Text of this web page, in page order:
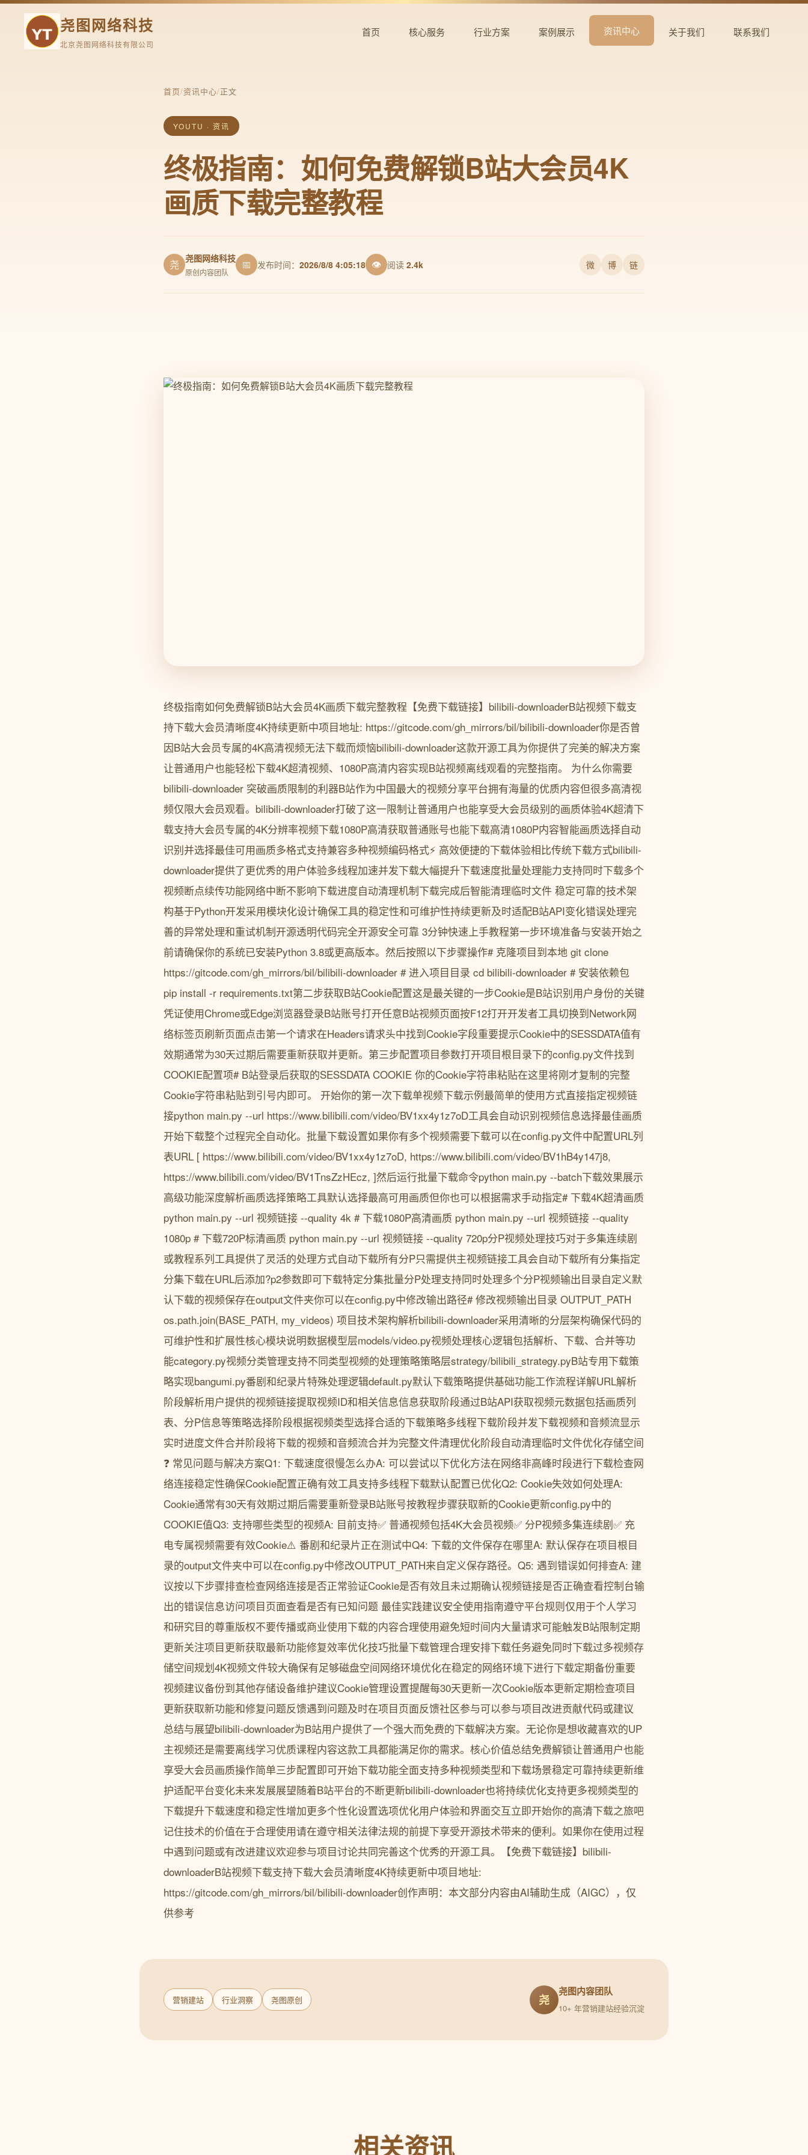
尧图网络科技
北京尧图网络科技有限公司
首页 核心服务 行业方案 案例展示 资讯中心 关于我们 联系我们
首页/资讯中心/正文
YOUTU · 资讯
终极指南：如何免费解锁B站大会员4K
画质下载完整教程
尧 尧图网络科技
原创内容团队
📅 发布时间： 2026/8/8 4:05:18 👁 阅读 2.4k 微 博 链
终极指南如何免费解锁B站大会员4K画质下载完整教程【免费下载链接】bilibili-downloaderB站视频下载支
持下载大会员清晰度4K持续更新中项目地址: https://gitcode.com/gh_mirrors/bil/bilibili-downloader你是否曾
因B站大会员专属的4K高清视频无法下载而烦恼bilibili-downloader这款开源工具为你提供了完美的解决方案
让普通用户也能轻松下载4K超清视频、1080P高清内容实现B站视频离线观看的完整指南。 为什么你需要
bilibili-downloader 突破画质限制的利器B站作为中国最大的视频分享平台拥有海量的优质内容但很多高清视
频仅限大会员观看。bilibili-downloader打破了这一限制让普通用户也能享受大会员级别的画质体验4K超清下
载支持大会员专属的4K分辨率视频下载1080P高清获取普通账号也能下载高清1080P内容智能画质选择自动
识别并选择最佳可用画质多格式支持兼容多种视频编码格式⚡ 高效便捷的下载体验相比传统下载方式bilibili-
downloader提供了更优秀的用户体验多线程加速并发下载大幅提升下载速度批量处理能力支持同时下载多个
视频断点续传功能网络中断不影响下载进度自动清理机制下载完成后智能清理临时文件️ 稳定可靠的技术架
构基于Python开发采用模块化设计确保工具的稳定性和可维护性持续更新及时适配B站API变化错误处理完
善的异常处理和重试机制开源透明代码完全开源安全可靠 3分钟快速上手教程第一步环境准备与安装开始之
前请确保你的系统已安装Python 3.8或更高版本。然后按照以下步骤操作# 克隆项目到本地 git clone
https://gitcode.com/gh_mirrors/bil/bilibili-downloader # 进入项目目录 cd bilibili-downloader # 安装依赖包
pip install -r requirements.txt第二步获取B站Cookie配置这是最关键的一步Cookie是B站识别用户身份的关键
凭证使用Chrome或Edge浏览器登录B站账号打开任意B站视频页面按F12打开开发者工具切换到Network网
络标签页刷新页面点击第一个请求在Headers请求头中找到Cookie字段重要提示Cookie中的SESSDATA值有
效期通常为30天过期后需要重新获取并更新。第三步配置项目参数打开项目根目录下的config.py文件找到
COOKIE配置项# B站登录后获取的SESSDATA COOKIE 你的Cookie字符串粘贴在这里将刚才复制的完整
Cookie字符串粘贴到引号内即可。 开始你的第一次下载单视频下载示例最简单的使用方式直接指定视频链
接python main.py --url https://www.bilibili.com/video/BV1xx4y1z7oD工具会自动识别视频信息选择最佳画质
开始下载整个过程完全自动化。批量下载设置如果你有多个视频需要下载可以在config.py文件中配置URL列
表URL [ https://www.bilibili.com/video/BV1xx4y1z7oD, https://www.bilibili.com/video/BV1hB4y147j8,
https://www.bilibili.com/video/BV1TnsZzHEcz, ]然后运行批量下载命令python main.py --batch下载效果展示
高级功能深度解析画质选择策略工具默认选择最高可用画质但你也可以根据需求手动指定# 下载4K超清画质
python main.py --url 视频链接 --quality 4k # 下载1080P高清画质 python main.py --url 视频链接 --quality
1080p # 下载720P标清画质 python main.py --url 视频链接 --quality 720p分P视频处理技巧对于多集连续剧
或教程系列工具提供了灵活的处理方式自动下载所有分P只需提供主视频链接工具会自动下载所有分集指定
分集下载在URL后添加?p2参数即可下载特定分集批量分P处理支持同时处理多个分P视频输出目录自定义默
认下载的视频保存在output文件夹你可以在config.py中修改输出路径# 修改视频输出目录 OUTPUT_PATH
os.path.join(BASE_PATH, my_videos) 项目技术架构解析bilibili-downloader采用清晰的分层架构确保代码的
可维护性和扩展性核心模块说明数据模型层models/video.py视频处理核心逻辑包括解析、下载、合并等功
能category.py视频分类管理支持不同类型视频的处理策略策略层strategy/bilibili_strategy.pyB站专用下载策
略实现bangumi.py番剧和纪录片特殊处理逻辑default.py默认下载策略提供基础功能工作流程详解URL解析
阶段解析用户提供的视频链接提取视频ID和相关信息信息获取阶段通过B站API获取视频元数据包括画质列
表、分P信息等策略选择阶段根据视频类型选择合适的下载策略多线程下载阶段并发下载视频和音频流显示
实时进度文件合并阶段将下载的视频和音频流合并为完整文件清理优化阶段自动清理临时文件优化存储空间
❓ 常见问题与解决方案Q1: 下载速度很慢怎么办A: 可以尝试以下优化方法在网络非高峰时段进行下载检查网
络连接稳定性确保Cookie配置正确有效工具支持多线程下载默认配置已优化Q2: Cookie失效如何处理A:
Cookie通常有30天有效期过期后需要重新登录B站账号按教程步骤获取新的Cookie更新config.py中的
COOKIE值Q3: 支持哪些类型的视频A: 目前支持✅ 普通视频包括4K大会员视频✅ 分P视频多集连续剧✅ 充
电专属视频需要有效Cookie⚠️ 番剧和纪录片正在测试中Q4: 下载的文件保存在哪里A: 默认保存在项目根目
录的output文件夹中可以在config.py中修改OUTPUT_PATH来自定义保存路径。Q5: 遇到错误如何排查A: 建
议按以下步骤排查检查网络连接是否正常验证Cookie是否有效且未过期确认视频链接是否正确查看控制台输
出的错误信息访问项目页面查看是否有已知问题 最佳实践建议安全使用指南遵守平台规则仅用于个人学习
和研究目的尊重版权不要传播或商业使用下载的内容合理使用避免短时间内大量请求可能触发B站限制定期
更新关注项目更新获取最新功能修复效率优化技巧批量下载管理合理安排下载任务避免同时下载过多视频存
储空间规划4K视频文件较大确保有足够磁盘空间网络环境优化在稳定的网络环境下进行下载定期备份重要
视频建议备份到其他存储设备维护建议Cookie管理设置提醒每30天更新一次Cookie版本更新定期检查项目
更新获取新功能和修复问题反馈遇到问题及时在项目页面反馈社区参与可以参与项目改进贡献代码或建议
总结与展望bilibili-downloader为B站用户提供了一个强大而免费的下载解决方案。无论你是想收藏喜欢的UP
主视频还是需要离线学习优质课程内容这款工具都能满足你的需求。核心价值总结免费解锁让普通用户也能
享受大会员画质操作简单三步配置即可开始下载功能全面支持多种视频类型和下载场景稳定可靠持续更新维
护适配平台变化未来发展展望随着B站平台的不断更新bilibili-downloader也将持续优化支持更多视频类型的
下载提升下载速度和稳定性增加更多个性化设置选项优化用户体验和界面交互立即开始你的高清下载之旅吧
记住技术的价值在于合理使用请在遵守相关法律法规的前提下享受开源技术带来的便利。如果你在使用过程
中遇到问题或有改进建议欢迎参与项目讨论共同完善这个优秀的开源工具。【免费下载链接】bilibili-
downloaderB站视频下载支持下载大会员清晰度4K持续更新中项目地址:
https://gitcode.com/gh_mirrors/bil/bilibili-downloader创作声明：本文部分内容由AI辅助生成（AIGC），仅
供参考
营销建站 行业洞察 尧图原创 尧
尧图内容团队
10+ 年营销建站经验沉淀
相关资讯